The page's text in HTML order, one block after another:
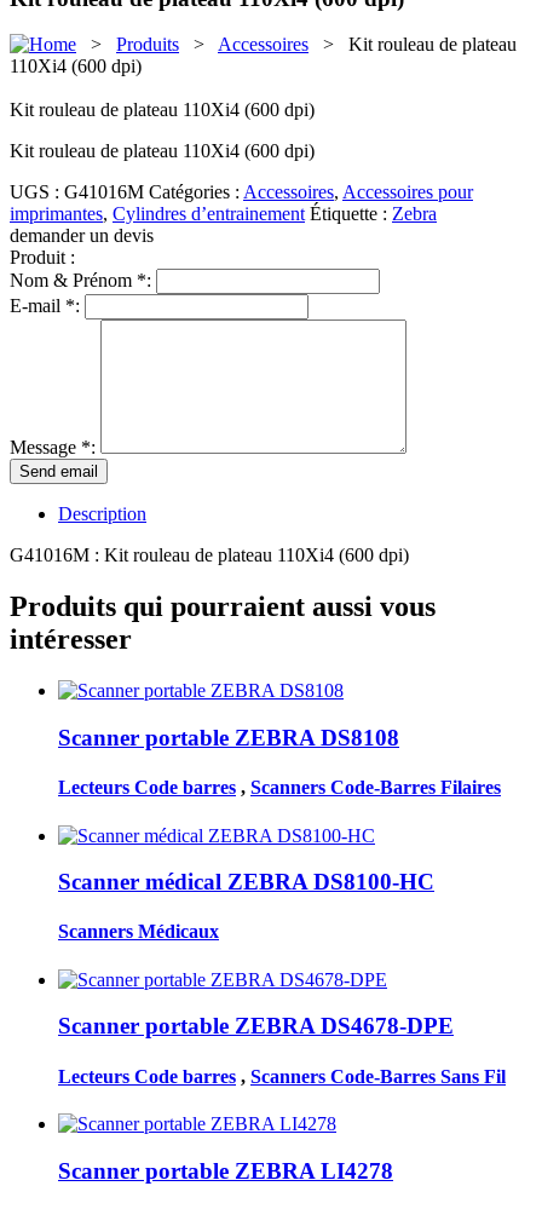
> Produits > Accessoires > Kit rouleau de plateau
110Xi4 (600 dpi)
Kit rouleau de plateau 110Xi4 (600 dpi)
Kit rouleau de plateau 110Xi4 (600 dpi)
UGS : G41016M Catégories : Accessoires, Accessoires pour
imprimantes, Cylindres d’entrainement Étiquette : Zebra
demander un devis
Produit :
Nom & Prénom *:
E-mail *:
Message *:
Description
G41016M : Kit rouleau de plateau 110Xi4 (600 dpi)
Produits qui pourraient aussi vous
intéresser
Scanner portable ZEBRA DS8108
Lecteurs Code barres , Scanners Code-Barres Filaires
Scanner médical ZEBRA DS8100-HC
Scanners Médicaux
Scanner portable ZEBRA DS4678-DPE
Lecteurs Code barres , Scanners Code-Barres Sans Fil
Scanner portable ZEBRA LI4278